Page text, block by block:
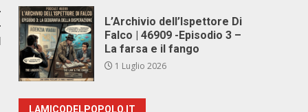
L’Archivio dell’Ispettore Di
Falco | 46909 -Episodio 3 –
La farsa e il fango
1 Luglio 2026
LAMICODELPOPOLO.IT